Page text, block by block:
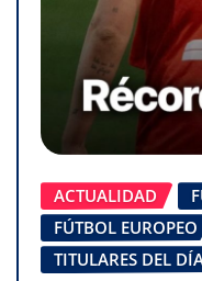
ACTUALIDAD
FÚTBOL EUROPEO
TITULARES DEL